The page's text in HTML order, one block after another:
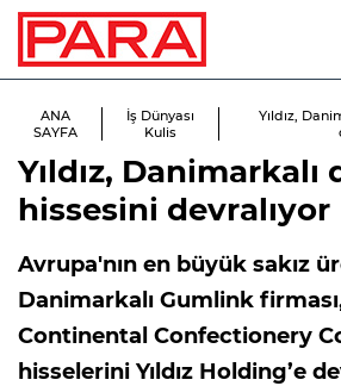
ANA
SAYFA
İş Dünyası
Kulis
Yıldız,
Yıldız, Danimarkalı
hissesini devralıyor
Avrupa'nın en büyük sakız
Danimarkalı Gumlink
Continental Confectionery
hisselerini Yıldız Holding’e